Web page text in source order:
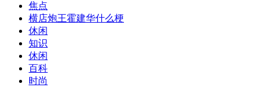
焦点
横店炮王霍建华什么梗
休闲
知识
休闲
百科
时尚